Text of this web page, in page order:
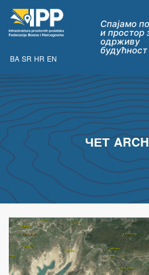
BA SR HR EN
Спајамо
и простор
одрживу
будућност
ЧЕТ
опћих